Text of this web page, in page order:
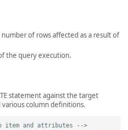
number of rows affected as a result of
the query execution.
statement against the target
column definitions.
item and attributes -->